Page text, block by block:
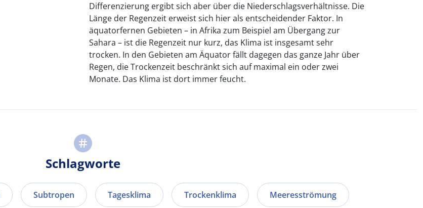
Differenzierung ergibt sich aber über die Niederschlagsverhältnisse. Die
Länge der Regenzeit erweist sich hier als entscheidender Faktor. In
äquatorfernen Gebieten – in Afrika zum Beispiel am Übergang zur
Sahara – ist die Regenzeit nur kurz, das Klima ist insgesamt sehr
trocken. In den Gebieten am Äquator fällt dagegen das ganze Jahr über
Regen, die Trockenzeit beschränkt sich auf maximal ein oder zwei
Monate. Das Klima ist dort immer feucht.
Schlagworte
Subtropen Tagesklima Trockenklima Meeresströmung